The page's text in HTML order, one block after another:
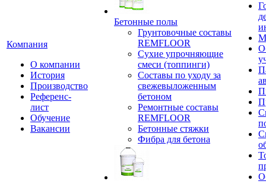
Компания
О компании
История
Производство
Референс-
лист
Обучение
Вакансии
Бетонные полы
Грунтовочные составы
REMFLOOR
Сухие упрочняющие
смеси (топпинги)
Составы по уходу за
свежевыложенным
бетоном
Ремонтные составы
REMFLOOR
Бетонные стяжки
Фибра для бетона